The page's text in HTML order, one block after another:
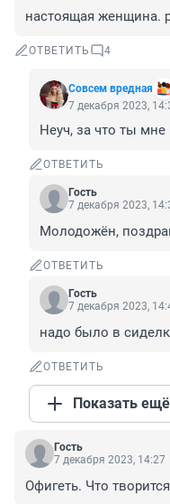
настоящая женщина.
ОТВЕТИТЬ 4
Совсем вредная
7 декабря 2023,
Неуч, за что ты
ОТВЕТИТЬ
Гость
7 декабря 2023,
Молодожён,
ОТВЕТИТЬ
Гость
7 декабря 2023,
надо было в
ОТВЕТИТЬ
Показать
Гость
7 декабря 2023, 14:27
Офигеть. Что